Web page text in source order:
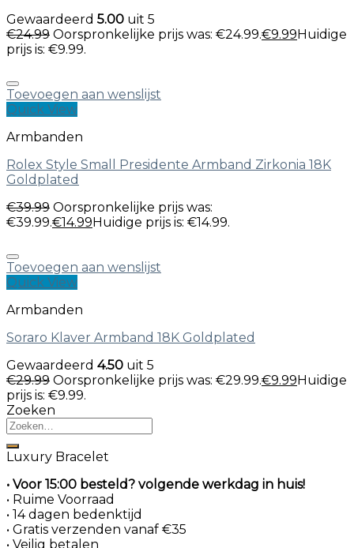
Gewaardeerd 5.00 uit 5
€24.99 Oorspronkelijke prijs was: €24.99.€9.99Huidige
prijs is: €9.99.
Toevoegen aan wenslijst
Quick View
Armbanden
Rolex Style Small Presidente Armband Zirkonia 18K
Goldplated
€39.99 Oorspronkelijke prijs was:
€39.99.€14.99Huidige prijs is: €14.99.
Toevoegen aan wenslijst
Quick View
Armbanden
Soraro Klaver Armband 18K Goldplated
Gewaardeerd 4.50 uit 5
€29.99 Oorspronkelijke prijs was: €29.99.€9.99Huidige
prijs is: €9.99.
Zoeken
Luxury Bracelet
• Voor 15:00 besteld? volgende werkdag in huis!
• Ruime Voorraad
• 14 dagen bedenktijd
• Gratis verzenden vanaf €35
• Veilig betalen